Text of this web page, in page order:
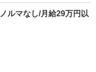
ルマなし/月給29万円以